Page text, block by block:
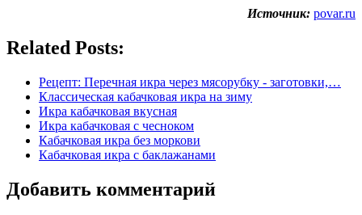
Источник: povar.ru
Related Posts:
Рецепт: Перечная икра через мясорубку - заготовки,…
Классическая кабачковая икра на зиму
Икра кабачковая вкусная
Икра кабачковая с чесноком
Кабачковая икра без моркови
Кабачковая икра с баклажанами
Добавить комментарий